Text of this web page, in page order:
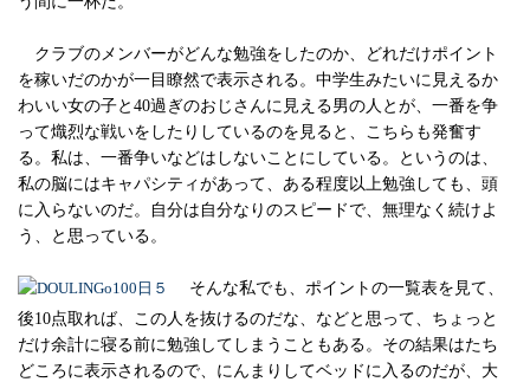
クラブのメンバーがどんな勉強をしたのか、どれだけポイント
を稼いだのかが一目瞭然で表示される。中学生みたいに見えるか
わいい女の子と40過ぎのおじさんに見える男の人とが、一番を争
って熾烈な戦いをしたりしているのを見ると、こちらも発奮す
る。私は、一番争いなどはしないことにしている。というのは、
私の脳にはキャパシティがあって、ある程度以上勉強しても、頭
に入らないのだ。自分は自分なりのスピードで、無理なく続けよ
う、と思っている。
そんな私でも、ポイントの一覧表を見て、
後10点取れば、この人を抜けるのだな、などと思って、ちょっと
だけ余計に寝る前に勉強してしまうこともある。その結果はたち
どころに表示されるので、にんまりしてベッドに入るのだが、大